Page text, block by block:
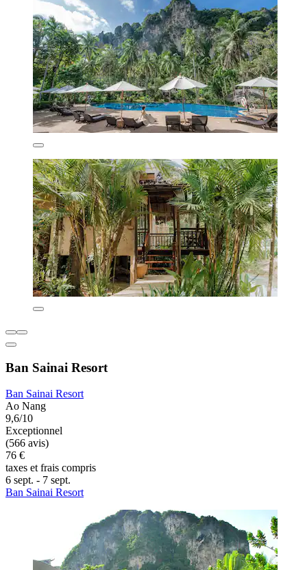
Ban Sainai Resort
Ban Sainai Resort
Ao Nang
9,6/10
Exceptionnel
(566 avis)
76 €
taxes et frais compris
6 sept. - 7 sept.
Ban Sainai Resort